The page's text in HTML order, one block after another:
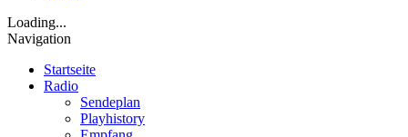
Loading...
Navigation
Startseite
Radio
Sendeplan
Playhistory